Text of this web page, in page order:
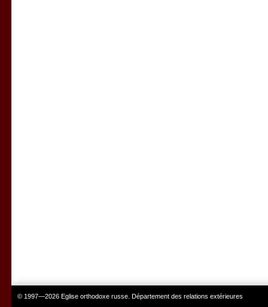
© 1997—2026 Eglise orthodoxe russe. Département des relations extérieures